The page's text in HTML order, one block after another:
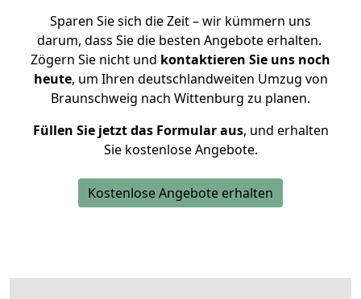
Sparen Sie sich die Zeit – wir kümmern uns
darum, dass Sie die besten Angebote erhalten.
Zögern Sie nicht und kontaktieren Sie uns noch
heute, um Ihren deutschlandweiten Umzug von
Braunschweig nach Wittenburg zu planen.
Füllen Sie jetzt das Formular aus, und erhalten
Sie kostenlose Angebote.
Kostenlose Angebote erhalten